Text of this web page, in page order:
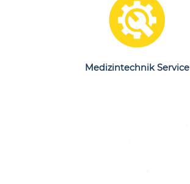
Erfahren
Sie mehr
Medizintechnik Service